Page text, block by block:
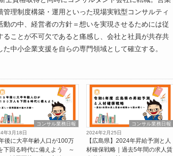
管理制度構築・運用といった現場実戦型コンサルティ
の中、経営者の方針＝想いを実現させるためには従
ことが不可欠であると痛感し、会社と社員が共存共
中小企業支援を自らの専門領域として確立する。
コンサル業務日報
年3月18日
後に大卒年齢人口が100万
下回る時代に備えよう ～
コンサル業務日報
2024年2月25日
【広島県】2024年昇給予測と人
材確保戦略｜過去5年間の求人賃